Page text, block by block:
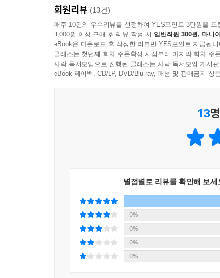
‘무적의 고양이 손 시리즈’는 전체 88페이지 중
캐릭터’가 등장합니다. 이 시리즈를 실제로 접한
아이가 이 책은 읽고 또 읽는다.”는 리뷰를 남겼습
‘고양이 손을 빌려 준다’는 〈무적의 고양이 손
회원리뷰 (13건)
매주 10건의 우수리뷰를 선정하여 YES포인트 3만원을 드
3,000원 이상 구매 후 리뷰 작성 시 일반회원 300원, 마니
eBook은 다운로드 후 작성한 리뷰만 YES포인트 지급됩니
클래스는 첫번째 회차 주문확정 시점부터 마지막 회차 주
사락 독서모임으로 진행된 클래스는 사락 독서모임 게시
eBook 페이백, CD/LP, DVD/Blu-ray, 패션 및 판매금지 상
13
별점별로 리뷰를 확인해 보세
0%
0%
0%
0%